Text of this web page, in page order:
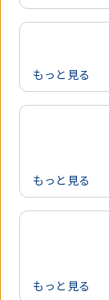
もっと見る
もっと見る
もっと見る